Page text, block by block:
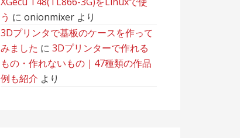
う にonionmixer より
3Dプリンタで基板のケースを作って
みました に3Dプリンターで作れる
もの・作れないもの｜47種類の作品
例も紹介 より